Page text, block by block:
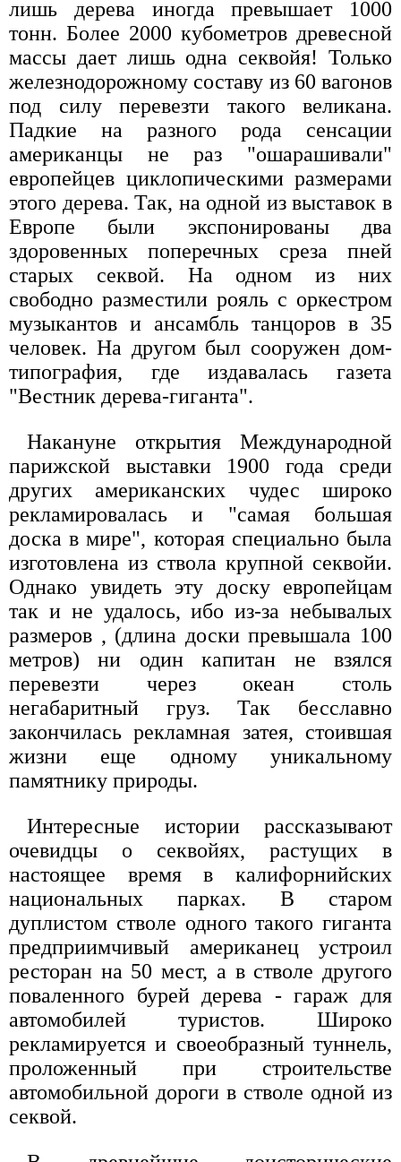
лишь дерева иногда превышает 1000
тонн. Более 2000 кубометров древесной
массы дает лишь одна секвойя! Только
железнодорожному составу из 60 вагонов
под силу перевезти такого великана.
Падкие на разного рода сенсации
американцы не раз "ошарашивали"
европейцев циклопическими размерами
этого дерева. Так, на одной из выставок в
Европе были экспонированы два
здоровенных поперечных среза пней
старых секвой. На одном из них
свободно разместили рояль с оркестром
музыкантов и ансамбль танцоров в 35
человек. На другом был сооружен дом-
типография, где издавалась газета
"Вестник дерева-гиганта".
Накануне открытия Международной
парижской выставки 1900 года среди
других американских чудес широко
рекламировалась и "самая большая
доска в мире", которая специально была
изготовлена из ствола крупной секвойи.
Однако увидеть эту доску европейцам
так и не удалось, ибо из-за небывалых
размеров , (длина доски превышала 100
метров) ни один капитан не взялся
перевезти через океан столь
негабаритный груз. Так бесславно
закончилась рекламная затея, стоившая
жизни еще одному уникальному
памятнику природы.
Интересные истории рассказывают
очевидцы о секвойях, растущих в
настоящее время в калифорнийских
национальных парках. В старом
дуплистом стволе одного такого гиганта
предприимчивый американец устроил
ресторан на 50 мест, а в стволе другого
поваленного бурей дерева - гараж для
автомобилей туристов. Широко
рекламируется и своеобразный туннель,
проложенный при строительстве
автомобильной дороги в стволе одной из
секвой.